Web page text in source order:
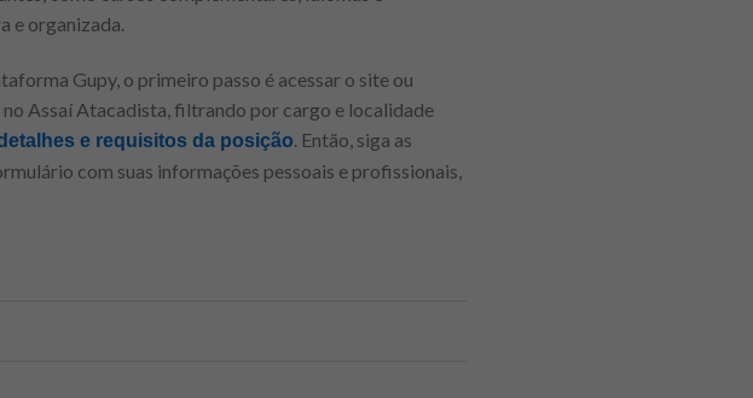
e organizada.
Gupy, o primeiro passo é acessar o site ou
no Assaí Atacadista, filtrando por cargo e localidade
e requisitos da posição . Então, siga as
com suas informações pessoais e profissionais,